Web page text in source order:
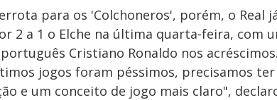
para os 'Colchoneros', porém, o Real
2 a 1 o Elche na última quarta-feira, com
Cristiano Ronaldo nos acréscimos.
jogos foram péssimos, precisamos
e um conceito de jogo mais claro",